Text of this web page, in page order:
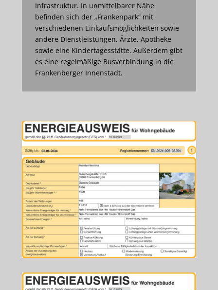
Infrastruktur. In unmittelbarer Nähe
befinden sich der „Frankenpark“ mit
verschiedenen Einkaufsmöglichkeiten sowie
andere Dienstleistungen, Ärzte, Apotheke
sowie eine Kindertagesstätte. Außerdem gibt
es eine regelmäßige Busverbindung in die
Frankenberger Innenstadt.